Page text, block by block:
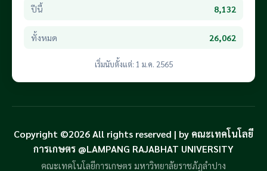
ปีนี้ 8,132
ทั้งหมด 26,062
เริ่มนับตั้งแต่: 1 ม.ค. 2565
Copyright ©2026 All rights reserved | by คณะเทคโนโลยี
การเกษตร @LAMPANG RAJABHAT UNIVERSITY
คณะเทคโนโลยีการเกษตร มหาวิทยาลัยราชภัฏลำปาง